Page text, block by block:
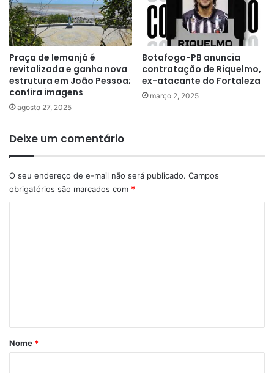
Praça de Iemanjá é
revitalizada e ganha nova
estrutura em João Pessoa;
confira imagens
agosto 27, 2025
Botafogo-PB anuncia
contratação de Riquelmo,
ex-atacante do Fortaleza
março 2, 2025
Deixe um comentário
O seu endereço de e-mail não será publicado. Campos
obrigatórios são marcados com *
rNome *